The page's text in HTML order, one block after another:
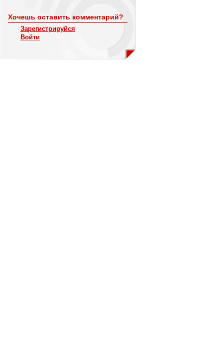
Хочешь оставить комментарий?
Зарегистрируйся
Войти